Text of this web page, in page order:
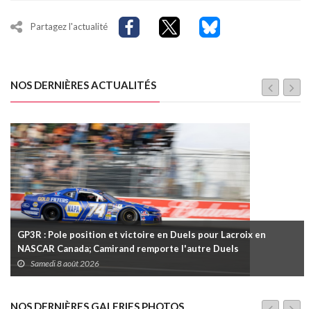
Partagez l'actualité
NOS DERNIÈRES ACTUALITÉS
GP3R : Pole position et victoire en Duels pour Lacroix en
NASCAR Canada; Camirand remporte l'autre Duels
Samedi 8 août 2026